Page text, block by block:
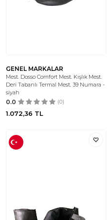
GENEL MARKALAR
Mest. Dosso Comfort Mest. Kışlık Mest.
Deri Tabanlı Termal Mest. 39 Numara -
siyah
0.0 (0)
1.072,36 TL